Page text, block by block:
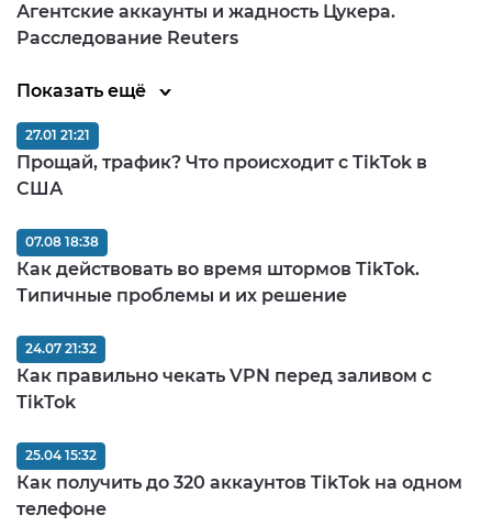
Агентские аккаунты и жадность Цукера.
Расследование Reuters
Показать ещё
Прощай, трафик? Что происходит с TikTok в
США
27.01 21:21
Как действовать во время штормов TikTok.
Типичные проблемы и их решение
07.08 18:38
Как правильно чекать VPN перед заливом c
TikTok
24.07 21:32
Как получить до 320 аккаунтов TikTok на одном
телефоне
25.04 15:32